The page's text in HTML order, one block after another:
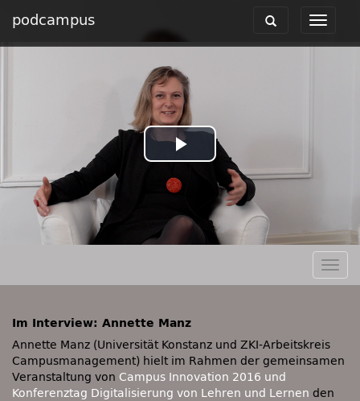
podcampus
Toggle
Toggle
Play
Video
Im Interview: Annette Manz
Annette Manz (Universität Konstanz und ZKI-Arbeitskreis
Campusmanagement) hielt im Rahmen der gemeinsamen
Veranstaltung von Campus Innovation 2016 und
Konferenztag Digitalisierung von Lehren und Lernen den